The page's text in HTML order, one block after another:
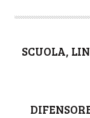
SCUOLA,